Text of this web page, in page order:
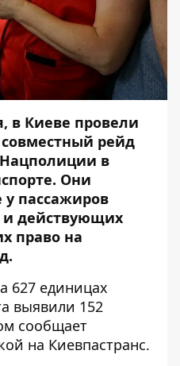
в Киеве провели
рейд
в
Они
пассажиров
и действующих
право на
627 единицах
выявили 152
сообщает
на Киевпастранс.